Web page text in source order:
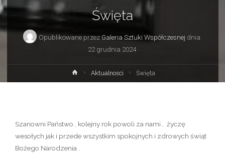
Święta
Opublikowane przez Galeria Sztuki Współczesnej dnia
22 grudnia 2024
Strona
główna
Aktualności Święta
Szanowni Państwo , kolejny rok powoli za nami , życzę
wesołych jak i przede wszystkim spokojnych i zdrowych świąt
Bożego Narodzenia .